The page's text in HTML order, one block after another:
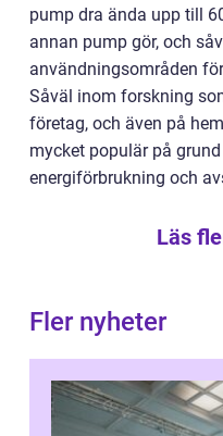
pump dra ända upp till
annan pump gör, och
användningsområden
Såväl inom forskning
företag, och även på
mycket populär på
energiförbrukning och
Läs
Fler nyheter